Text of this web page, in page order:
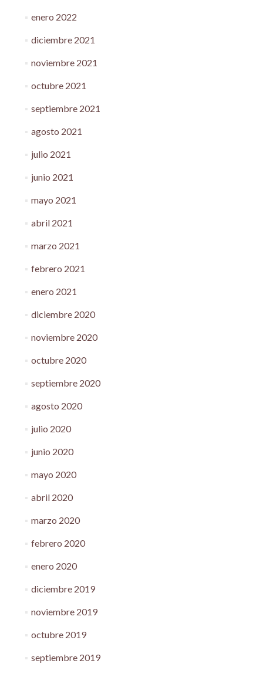
enero 2022
diciembre 2021
noviembre 2021
octubre 2021
septiembre 2021
agosto 2021
julio 2021
junio 2021
mayo 2021
abril 2021
marzo 2021
febrero 2021
enero 2021
diciembre 2020
noviembre 2020
octubre 2020
septiembre 2020
agosto 2020
julio 2020
junio 2020
mayo 2020
abril 2020
marzo 2020
febrero 2020
enero 2020
diciembre 2019
noviembre 2019
octubre 2019
septiembre 2019